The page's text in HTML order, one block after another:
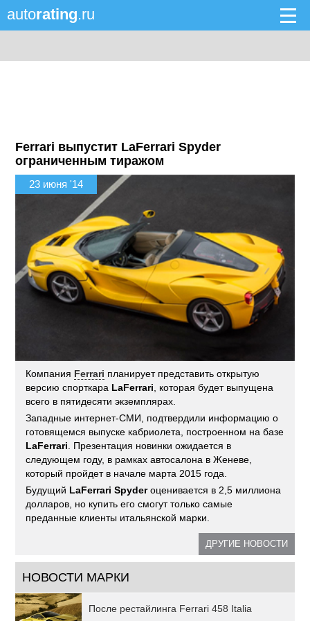
autorating.ru
Ferrari выпустит LaFerrari Spyder
ограниченным тиражом
23 июня '14
Компания Ferrari планирует представить открытую
версию спорткара LaFerrari , которая будет выпущена
всего в пятидесяти экземплярах.
Западные интернет-СМИ, подтвердили информацию о
готовящемся выпуске кабриолета, построенном на базе
LaFerrari . Презентация новинки ожидается в
следующем году, в рамках автосалона в Женеве,
который пройдет в начале марта 2015 года.
Будущий LaFerrari Spyderоценивается в 2,5 миллиона
долларов, но купить его смогут только самые
преданные клиенты итальянской марки.
ДРУГИЕ НОВОСТИ
НОВОСТИ МАРКИ
После рестайлинга Ferrari 458 Italia